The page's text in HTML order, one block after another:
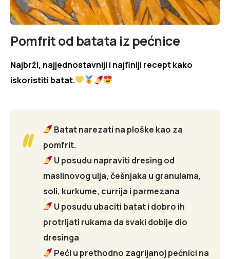
Pomfrit od batata iz pećnice
Najbrži, najjednostavniji i najfiniji recept kako
iskoristiti batat.
Batat narezati na ploške kao za
pomfrit.
U posudu napraviti dresing od
maslinovog ulja, češnjaka u granulama,
soli, kurkume, currija i parmezana
U posudu ubaciti batat i dobro ih
protrljati rukama da svaki dobije dio
dresinga
Peći u prethodno zagrijanoj pećnici na